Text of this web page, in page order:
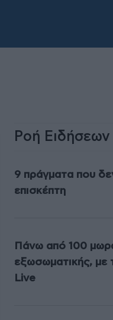
Ροή Ειδήσεων
9 πράγματα που
επισκέπτη
Πάνω από 100
εξωσωματικής, με
Live